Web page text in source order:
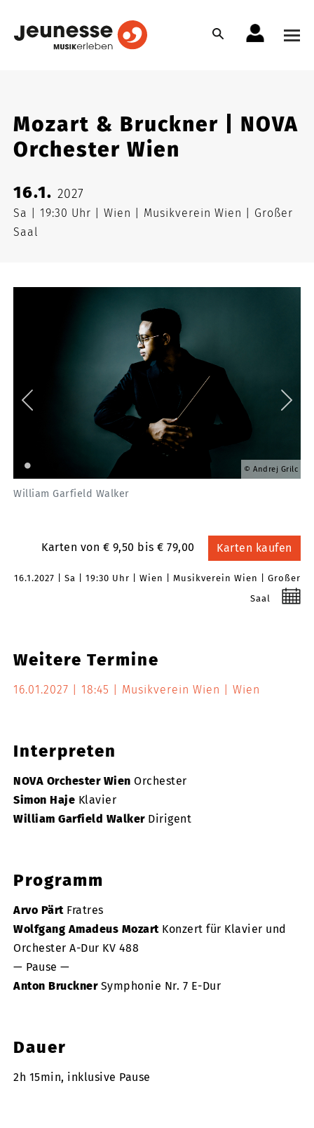
Mozart & Bruckner | NOVA
Orchester Wien
16.1.2027
Sa 19:30 Uhr Wien Musikverein Wien
Großer
Saal
Andrej Grilc
William Garfield Walker
Karten von € 9,50 bis € 79,00 Karten kaufen
16.1.2027 Sa 19:30 Uhr Wien Musikverein Wien
Großer
Saal
Weitere Termine
16.01.2027 18:45 Musikverein Wien Wien
Interpreten
NOVA Orchester Wien Orchester
Simon Haje Klavier
William Garfield WalkerDirigent
Programm
Arvo PärtFratres
Wolfgang Amadeus MozartKonzert für Klavier und
Orchester A-Dur KV 488
— Pause —
Anton BrucknerSymphonie Nr. 7 E-Dur
Dauer
2h 15min, inklusive Pause